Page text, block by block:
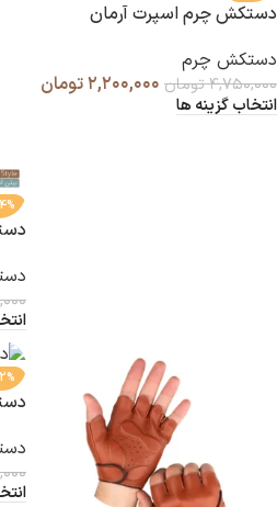
دستکش چرم اسپرت آرمان
دستکش چرم
۴,۷۵۰,۰۰۰تومان ۲,۲۰۰,۰۰۰تومان
انتخاب گزینه ها